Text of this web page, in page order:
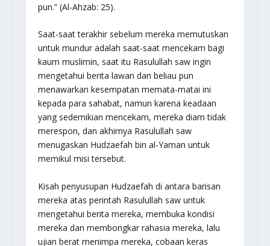
pun.” (Al-Ahzab: 25).
Saat-saat terakhir sebelum mereka memutuskan
untuk mundur adalah saat-saat mencekam bagi
kaum muslimin, saat itu Rasulullah saw ingin
mengetahui berita lawan dan beliau pun
menawarkan kesempatan memata-matai ini
kepada para sahabat, namun karena keadaan
yang sedemikian mencekam, mereka diam tidak
merespon, dan akhirnya Rasulullah saw
menugaskan Hudzaefah bin al-Yaman untuk
memikul misi tersebut.
Kisah penyusupan Hudzaefah di antara barisan
mereka atas perintah Rasulullah saw untuk
mengetahui berita mereka, membuka kondisi
mereka dan membongkar rahasia mereka, lalu
ujian berat menimpa mereka, cobaan keras